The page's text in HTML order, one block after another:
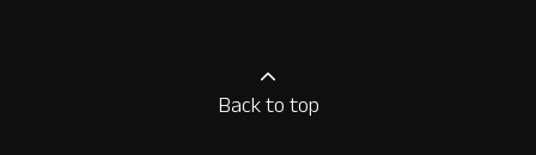
Back to top